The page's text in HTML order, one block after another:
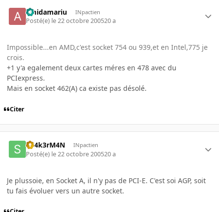
amidamariu INpactien
Posté(e) le 22 octobre 200520 a
Impossible...en AMD,c'est socket 754 ou 939,et en Intel,775 je
crois.
+1 y'a egalement deux cartes méres en 478 avec du
PCIexpress.
Mais en socket 462(A) ca existe pas désolé.
Citer
Sh4k3rM4N INpactien
Posté(e) le 22 octobre 200520 a
Je plussoie, en Socket A, il n'y pas de PCI-E. C'est soi AGP, soit
tu fais évoluer vers un autre socket.